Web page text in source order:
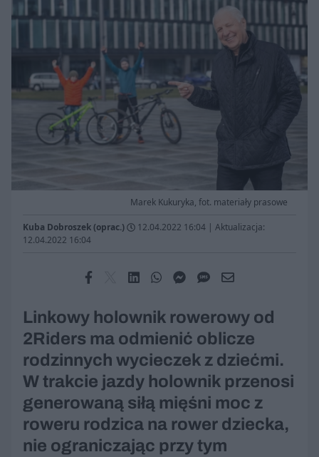
Marek Kukuryka, fot. materiały prasowe
Kuba Dobroszek (oprac.) 12.04.2022 16:04 | Aktualizacja:
12.04.2022 16:04
Linkowy holownik rowerowy od
2Riders ma odmienić oblicze
rodzinnych wycieczek z dziećmi.
W trakcie jazdy holownik przenosi
generowaną siłą mięśni moc z
roweru rodzica na rower dziecka,
nie ograniczając przy tym